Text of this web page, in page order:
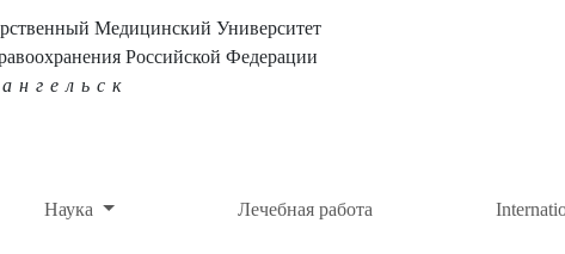
Медицинский Университет
Российской Федерации
Наука Лечебная работа